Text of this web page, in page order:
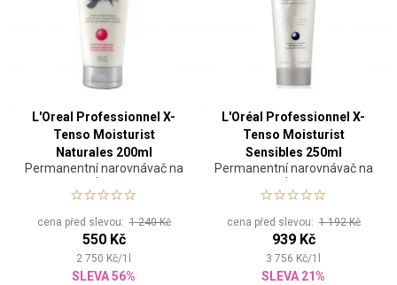
L'Oreal Professionnel X-
Tenso Moisturist
Naturales 200ml
Permanentní narovnávač na
vlasy
cena před slevou:1 240 Kč
550 Kč
2 750 Kč/1
SLEVA 56%
L'Oréal Professionnel X-
Tenso Moisturist
Sensibles 250ml
Permanentní narovnávač na
vlasy
cena před slevou:1 192 Kč
939 Kč
3 756 Kč/1
SLEVA 21%